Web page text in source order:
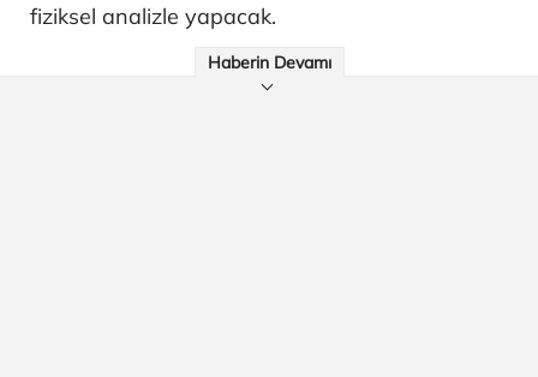
fiziksel analizle yapacak.
Haberin Devamı